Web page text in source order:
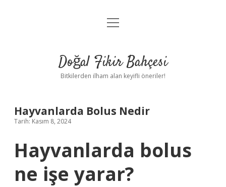
Anasayfa
Yasal Uyarı
menüyü
Doğal Fikir Bahçesi
Bitkilerden ilham alan keyifli öneriler!
Hayvanlarda Bolus Nedir
Tarih: Kasım 8, 2024
Hayvanlarda bolus
ne işe yarar?